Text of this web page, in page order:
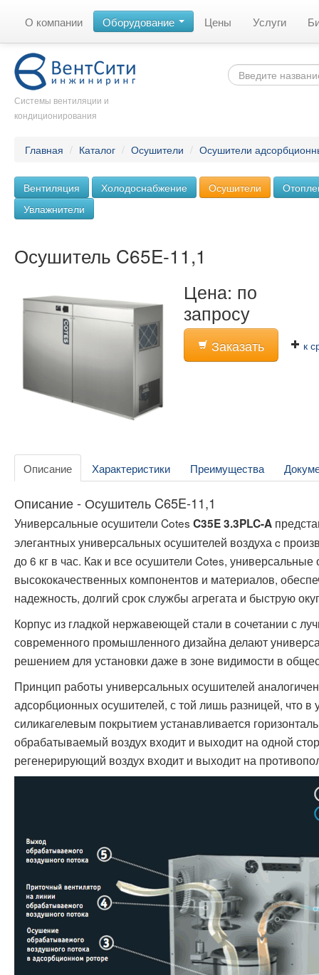
О компании Оборудование Цены Услуги
Системы вентиляции и
кондиционирования
Главная / Каталог / Осушители / Осушители
Вентиляция Холодоснабжение Осушители
Увлажнители
Осушитель C65E-11,1
Цена: по
запросу
Заказать к
Описание Характеристики Преимущества
Описание - Осушитель C65E-11,1
Универсальные осушители Cotes C35E 3.3PLC-A
элегантных универсальных осушителей воздуха c
до 6 кг в час. Как и все осушители Cotes,
высококачественных компонентов и материалов,
надежность, долгий срок службы агрегата и быструю
Корпус из гладкой нержавеющей стали в сочетании с
современного промышленного дизайна делают
решением для установки даже в зоне видимости в
Принцип работы универсальных осушителей
адсорбционных осушителей, с той лишь разницей, что в
силикагелевым покрытием устанавливается
обрабатываемый воздух входит и выходит на одной
регенерирующий воздух входит и выходит на